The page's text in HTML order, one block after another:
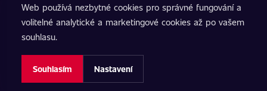
nezpůsobilosti vozidla k provozu na pozemních komunikacích.
Přesné informace poskytuje vždy konkrétní provozovatel
pobočky.
Nastavení cookies
Web používá nezbytné cookies pro správné fungování a
volitelné analytické a marketingové cookies až po vašem
souhlasu.
Souhlasím Nastavení